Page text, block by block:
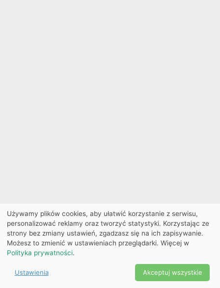
Ekobilet2026 |
Ustawienia
cookies
2026
Używamy plików cookies, aby ułatwić korzystanie z serwisu,
personalizować reklamy oraz tworzyć statystyki. Korzystając ze
strony bez zmiany ustawień, zgadzasz się na ich zapisywanie.
Możesz to zmienić w ustawieniach przeglądarki. Więcej w
Polityka prywatności.
Ustawienia Akceptuj wszystkie